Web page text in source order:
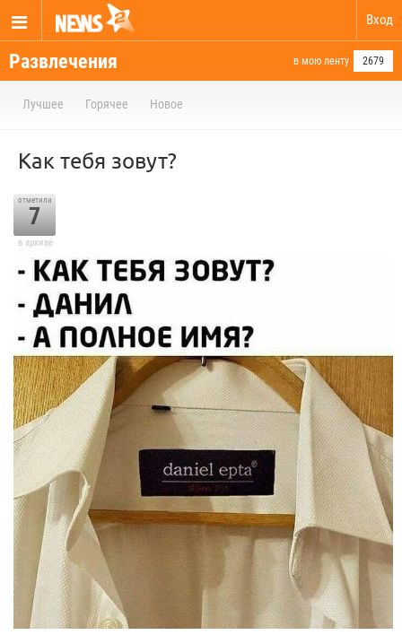
Вход
Развлечения в мою ленту 2679
Лучшее Горячее Новое
Как тебя зовут?
отметили
7
в архиве